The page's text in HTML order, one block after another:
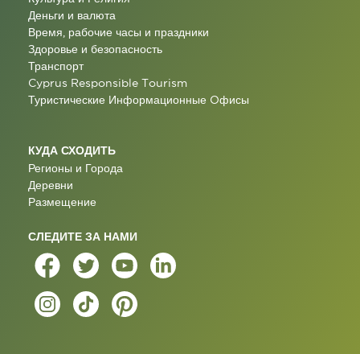
Деньги и валюта
Время, рабочие часы и праздники
Здоровье и безопасность
Транспорт
Cyprus Responsible Tourism
Туристические Информационные Oфисы
КУДА СХОДИТЬ
Регионы и Города
Деревни
Размещение
СЛЕДИТЕ ЗА НАМИ